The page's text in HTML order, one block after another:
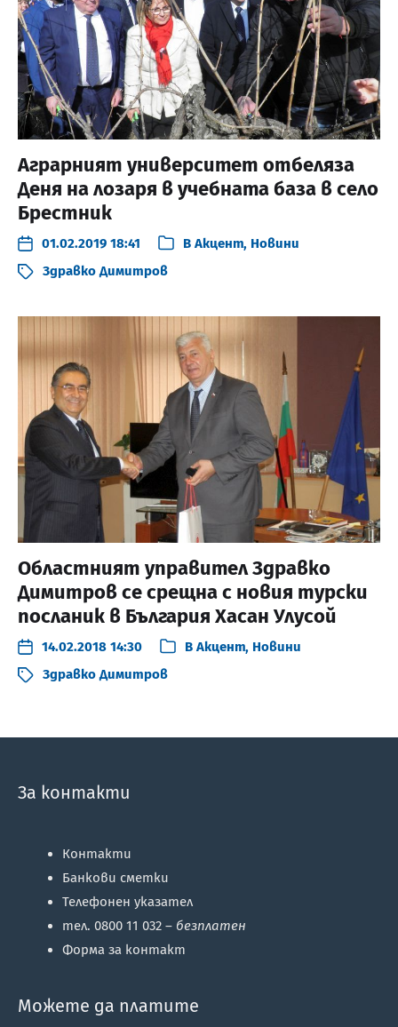
Аграрният университет отбеляза
Деня на лозаря в учебната база в село
Брестник
01.02.2019 18:41 В Акцент, Новини
Здравко Димитров
Областният управител Здравко
Димитров се срещна с новия турски
посланик в България Хасан Улусой
14.02.2018 14:30 В Акцент, Новини
Здравко Димитров
За контакти
Контакти
Банкови сметки
Телефонен указател
тел. 0800 11 032 – безплатен
Форма за контакт
Можете да платите